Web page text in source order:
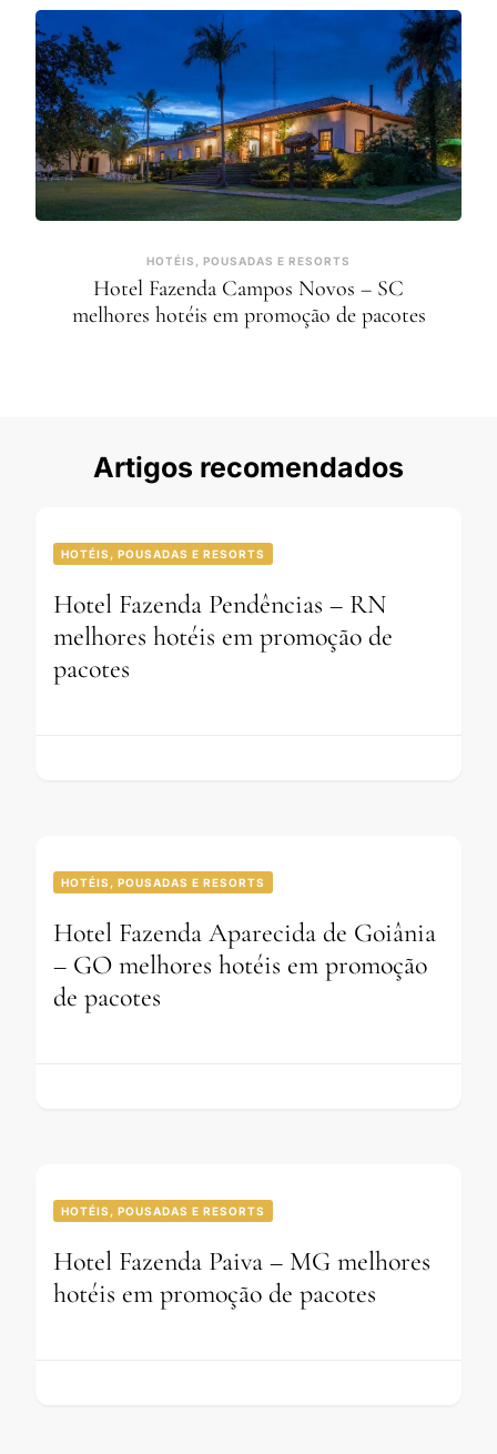
HOTÉIS, POUSADAS E RESORTS
Hotel Fazenda Campos Novos – SC
melhores hotéis em promoção de pacotes
Artigos recomendados
HOTÉIS, POUSADAS E RESORTS
Hotel Fazenda Pendências – RN
melhores hotéis em promoção de
pacotes
HOTÉIS, POUSADAS E RESORTS
Hotel Fazenda Aparecida de Goiânia
– GO melhores hotéis em promoção
de pacotes
HOTÉIS, POUSADAS E RESORTS
Hotel Fazenda Paiva – MG melhores
hotéis em promoção de pacotes